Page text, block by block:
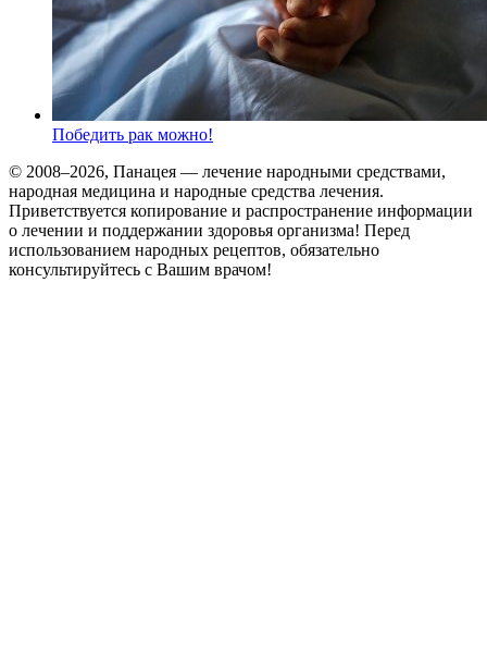
Победить рак можно!
© 2008–2026, Панацея — лечение народными средствами,
народная медицина и народные средства лечения.
Приветствуется копирование и распространение информации
о лечении и поддержании здоровья организма! Перед
использованием народных рецептов, обязательно
консультируйтесь с Вашим врачом!